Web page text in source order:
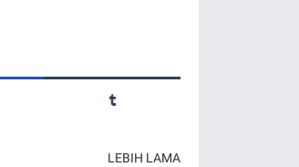
LEBIH LAMA